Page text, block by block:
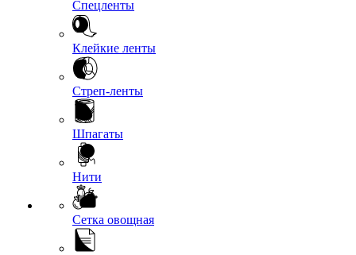
Спецленты
Клейкие ленты
Стреп-ленты
Шпагаты
Нити
Сетка овощная